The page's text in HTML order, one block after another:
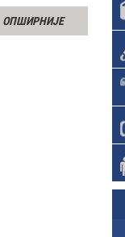
ОПШИРНИЈЕ